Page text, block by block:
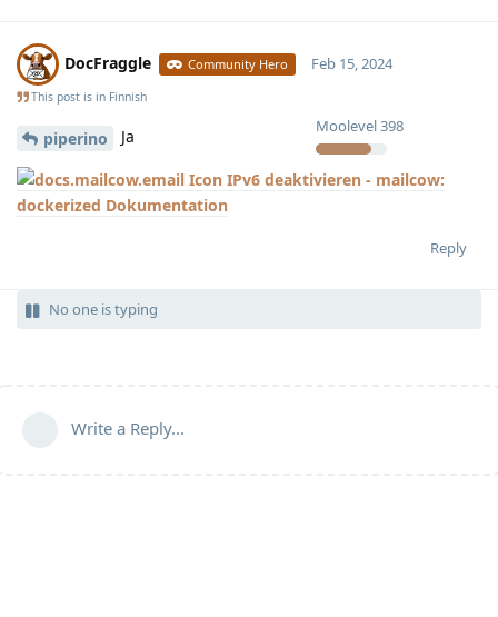
DocFraggle Community Hero
Moolevel398
Feb 15, 2024
This post is in Finnish
piperino Ja
IPv6 deaktivieren - mailcow:
dockerized Dokumentation
Reply
No one is typing
Write a Reply...